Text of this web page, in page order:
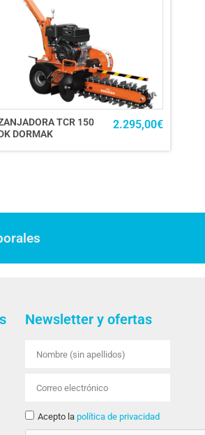
TCR 150
DORMAK
2.295,00€
Newsletter y ofertas
Acepto la política de privacidad